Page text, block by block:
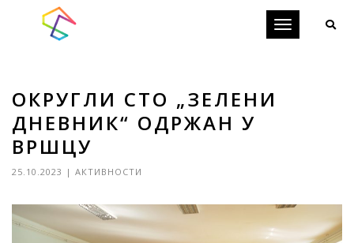
Toggle
ОКРУГЛИ СТО „ЗЕЛЕНИ
ДНЕВНИК“ ОДРЖАН У
ВРШЦУ
25.10.2023 | АКТИВНОСТИ